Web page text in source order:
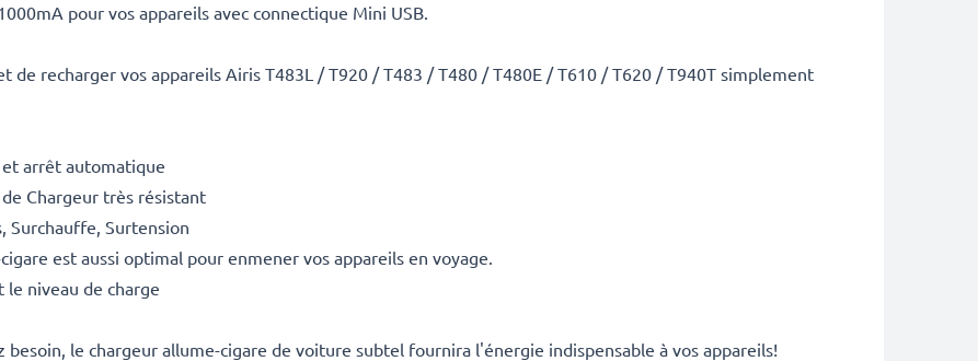
pour vos appareils avec connectique Mini USB.
de recharger vos appareils Airis T483L / T920 / T483 / T480 / T480E / T610 / T620 / T940T simplement
arrêt automatique
Chargeur très résistant
Surchauffe, Surtension
est aussi optimal pour enmener vos appareils en voyage.
niveau de charge
besoin, le chargeur allume-cigare de voiture subtel fournira l'énergie indispensable à vos appareils!